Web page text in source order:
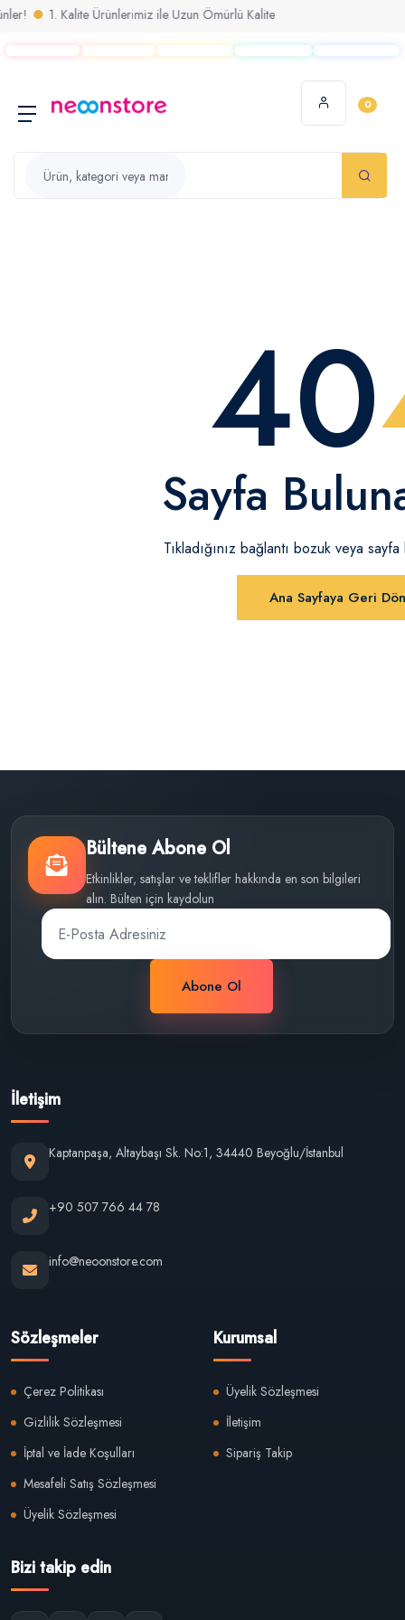
1. Kalite Ürünlerimiz ile Uzun Ömürlü Kalite
0
40
Sayfa
Tıkladığınız bağlantı bozuk veya sayfa
Ana Sayfaya Geri Dön
Bültene Abone Ol
Etkinlikler, satışlar ve teklifler hakkında en son bilgileri
alın. Bülten için kaydolun
Abone Ol
İletişim
Kaptanpaşa, Altaybaşı Sk. No:1, 34440 Beyoğlu/İstanbul
+90 507 766 44 78
info@neoonstore.com
Sözleşmeler
Çerez Politikası
Gizlilik Sözleşmesi
İptal ve İade Koşulları
Mesafeli Satış Sözleşmesi
Üyelik Sözleşmesi
Kurumsal
Üyelik Sözleşmesi
İletişim
Sipariş Takip
Bizi takip edin